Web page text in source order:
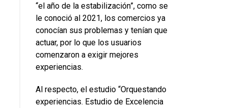
“el año de la estabilización”, como se
le conoció al 2021, los comercios ya
conocían sus problemas y tenían que
actuar, por lo que los usuarios
comenzaron a exigir mejores
experiencias.
Al respecto, el estudio “Orquestando
experiencias. Estudio de Excelencia